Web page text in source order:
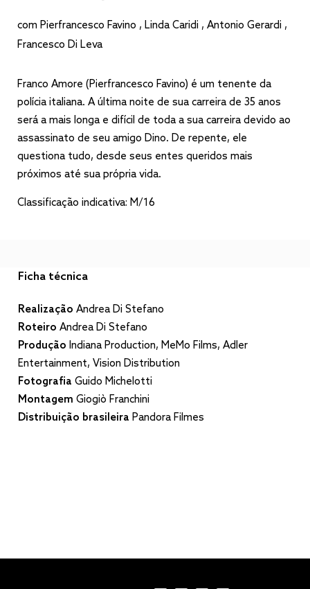
com Pierfrancesco Favino , Linda Caridi , Antonio Gerardi ,
Francesco Di Leva
Franco Amore (Pierfrancesco Favino) é um tenente da
polícia italiana. A última noite de sua carreira de 35 anos
será a mais longa e difícil de toda a sua carreira devido ao
assassinato de seu amigo Dino. De repente, ele
questiona tudo, desde seus entes queridos mais
próximos até sua própria vida.
Classificação indicativa: M/16
Ficha técnica
Realização Andrea Di Stefano
Roteiro Andrea Di Stefano
Produção Indiana Production, MeMo Films, Adler
Entertainment, Vision Distribution
Fotografia Guido Michelotti
Montagem Giogiò Franchini
Distribuição brasileira Pandora Filmes